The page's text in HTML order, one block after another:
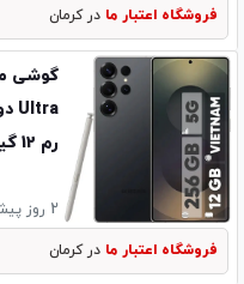
فروشگاه اعتبار ما در کرمان
رم 12 گیگابایت - پک ویتنام
2 روز پیش
فروشگاه اعتبار ما در کرمان